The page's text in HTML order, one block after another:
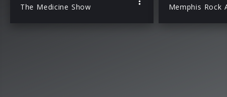
The Medicine Show Memphis Rock